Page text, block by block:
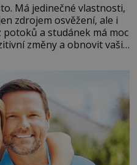
Má jedinečné vlastnosti,
zdrojem osvěžení, ale i
potoků a studánek má moc
změny a obnovit vaši
do svého života